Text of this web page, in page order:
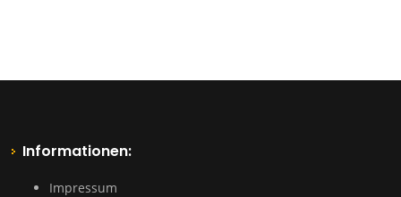
Informationen:
Impressum